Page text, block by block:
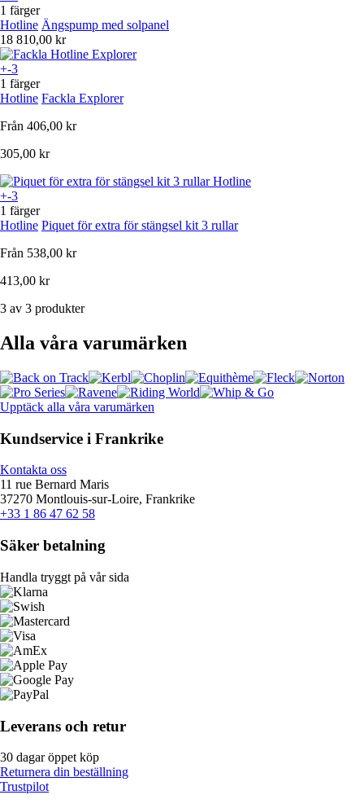
1 färger
Hotline Ängspump med solpanel
18 810,00 kr
+-3
1 färger
Hotline Fackla Explorer
Från 406,00 kr
305,00 kr
+-3
1 färger
Hotline Piquet för extra för stängsel kit 3 rullar
Från 538,00 kr
413,00 kr
3 av 3 produkter
Alla våra varumärken
Upptäck alla våra varumärken
Kundservice i Frankrike
Kontakta oss
11 rue Bernard Maris
37270 Montlouis-sur-Loire, Frankrike
+33 1 86 47 62 58
Säker betalning
Handla tryggt på vår sida
Leverans och retur
30 dagar öppet köp
Returnera din beställning
Trustpilot